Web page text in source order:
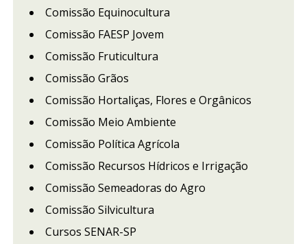
Comissão Equinocultura
Comissão FAESP Jovem
Comissão Fruticultura
Comissão Grãos
Comissão Hortaliças, Flores e Orgânicos
Comissão Meio Ambiente
Comissão Política Agrícola
Comissão Recursos Hídricos e Irrigação
Comissão Semeadoras do Agro
Comissão Silvicultura
Cursos SENAR-SP